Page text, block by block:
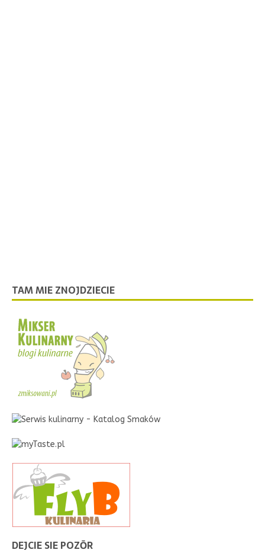
TAM MIE ZNOJDZIECIE
DEJCIE SIE POZŌR